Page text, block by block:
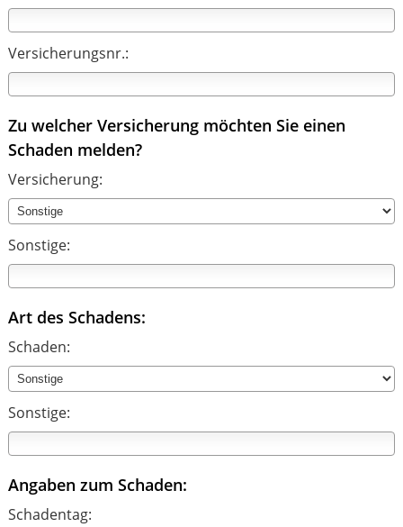
Versicherungsnr.:
Zu welcher Versicherung möchten Sie einen
Schaden melden?
Versicherung:
Sonstige:
Art des Schadens:
Schaden:
Sonstige:
Angaben zum Schaden:
Schadentag: